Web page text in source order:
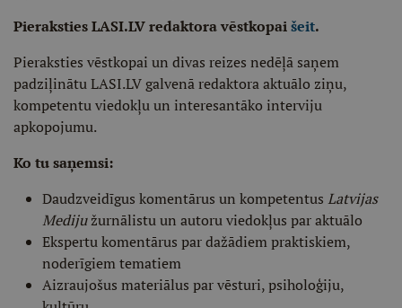
Pieraksties LASI.LV redaktora vēstkopaišeit.
Pieraksties vēstkopai un divas reizes nedēļā saņem
padziļinātu LASI.LV galvenā redaktora aktuālo ziņu,
kompetentu viedokļu un interesantāko interviju
apkopojumu.
Ko tu saņemsi:
Daudzveidīgus komentārus un kompetentus Latvijas
Medijužurnālistu un autoru viedokļus par aktuālo
Ekspertu komentārus par dažādiem praktiskiem,
noderīgiem tematiem
Aizraujošus materiālus par vēsturi, psiholoģiju,